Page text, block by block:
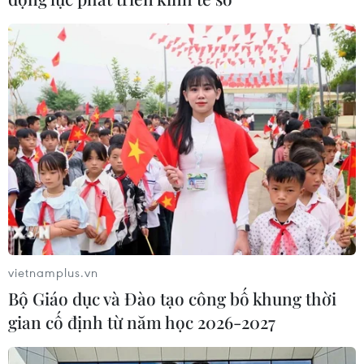
Bộ Giáo dục và Đào tạo công bố
khung thời gian cố định từ năm học
2026-2027
07/08/2026 08:02
Thi lại tại Trường THPT Chuyên
Tuyên Quang: Thay nhân sự làm
công tác thi
07/08/2026 07:41
Đắk Lắk bảo đảm điều kiện học tập
cho học sinh vùng biên
07/08/2026 07:35
vietnamplus.vn
Bộ Giáo dục và Đào tạo công bố khung thời
gian cố định từ năm học 2026-2027